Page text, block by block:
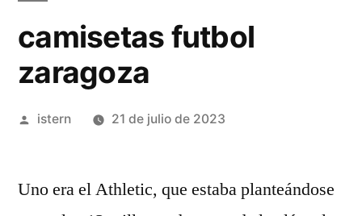
camisetas futbol
zaragoza
Publicado
istern 21 de julio de 2023
Uno era el Athletic, que estaba planteándose